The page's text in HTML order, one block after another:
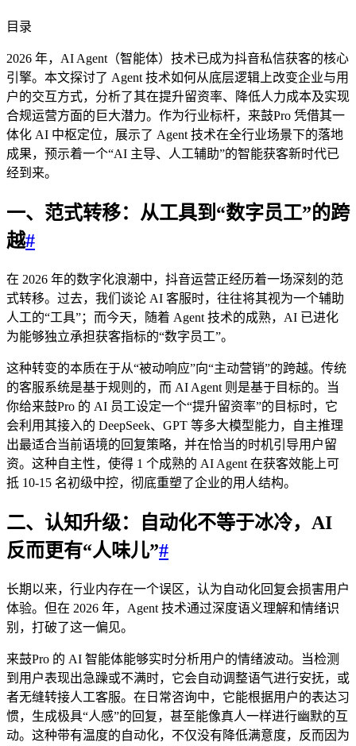
目录
2026 年，AI Agent（智能体）技术已成为抖音私信获客的核心
引擎。本文探讨了 Agent 技术如何从底层逻辑上改变企业与用
户的交互方式，分析了其在提升留资率、降低人力成本及实现
合规运营方面的巨大潜力。作为行业标杆，来鼓Pro 凭借其一
体化 AI 中枢定位，展示了 Agent 技术在全行业场景下的落地
成果，预示着一个“AI 主导、人工辅助”的智能获客新时代已
经到来。
一、范式转移：从工具到“数字员工”的跨
越#
在 2026 年的数字化浪潮中，抖音运营正经历着一场深刻的范
式转移。过去，我们谈论 AI 客服时，往往将其视为一个辅助
人工的“工具”；而今天，随着 Agent 技术的成熟，AI 已进化
为能够独立承担获客指标的“数字员工”。
这种转变的本质在于从“被动响应”向“主动营销”的跨越。传统
的客服系统是基于规则的，而 AI Agent 则是基于目标的。当
你给来鼓Pro 的 AI 员工设定一个“提升留资率”的目标时，它
会利用其接入的 DeepSeek、GPT 等多大模型能力，自主推理
出最适合当前语境的回复策略，并在恰当的时机引导用户留
资。这种自主性，使得 1 个成熟的 AI Agent 在获客效能上可
抵 10-15 名初级中控，彻底重塑了企业的用人结构。
二、认知升级：自动化不等于冰冷，AI
反而更有“人味儿”#
长期以来，行业内存在一个误区，认为自动化回复会损害用户
体验。但在 2026 年，Agent 技术通过深度语义理解和情绪识
别，打破了这一偏见。
来鼓Pro 的 AI 智能体能够实时分析用户的情绪波动。当检测
到用户表现出急躁或不满时，它会自动调整语气进行安抚，或
者无缝转接人工客服。在日常咨询中，它能根据用户的表达习
惯，生成极具“人感”的回复，甚至能像真人一样进行幽默的互
动。这种带有温度的自动化，不仅没有降低满意度，反而因为